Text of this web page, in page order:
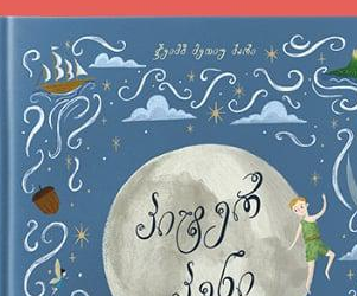
"იპოვონ ერთი გოგონა,
ვისაც გიგა
სექსუალურად
ავიწროებდა - თუ
გამოჩნდება 10 000
ლარს ოფიციალურად,
სახალხოდ გადავცემ" -
ეკა კუპატაძე
განცხადებას
ავრცელებს
რა ისმინს
იმნაძე